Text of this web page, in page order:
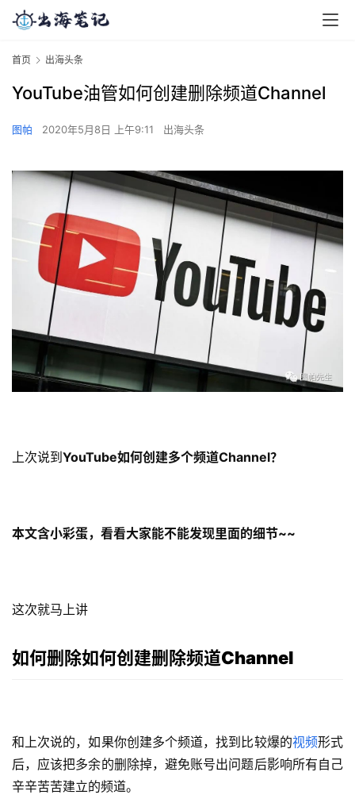
首页 出海头条
YouTube油管如何创建删除频道Channel
图帕 2020年5月8日 上午9:11 出海头条
上次说到 YouTube如何创建多个频道Channel？
本文含小彩蛋，看看大家能不能发现里面的细节~~
这次就马上讲
如何删除如何创建删除频道Channel
和上次说的，如果你创建多个频道，找到比较爆的视频形式
后，应该把多余的删除掉，避免账号出问题后影响所有自己
辛辛苦苦建立的频道。